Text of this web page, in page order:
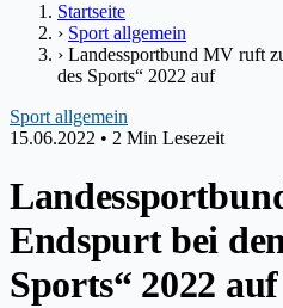
Startseite
› Sport allgemein
› Landessportbund MV ruft
des Sports“ 2022 auf
Sport allgemein
15.06.2022 • 2 Min Lesezeit
Endspurt bei
Sports“ 2022 auf